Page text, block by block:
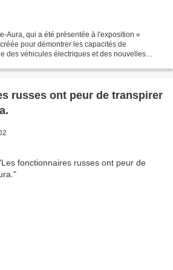
Aura, qui a été présentée à l'exposition «
pour démontrer les capacités de
des véhicules électriques et des nouvelles
russes ont peur de transpirer